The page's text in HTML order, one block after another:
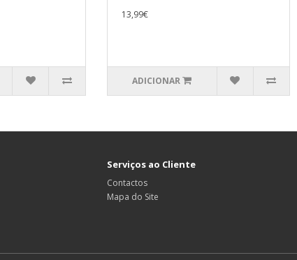
13,99€
ADICIONAR
Serviços ao Cliente
Contactos
Mapa do Site